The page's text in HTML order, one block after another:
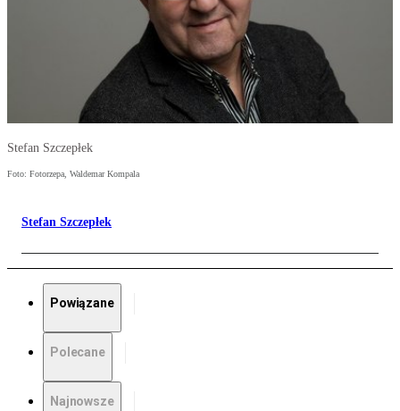
Stefan Szczepłek
Foto: Fotorzepa, Waldemar Kompala
Stefan Szczepłek
Powiązane
Polecane
Najnowsze